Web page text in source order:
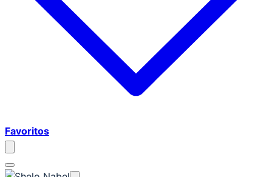
Favoritos